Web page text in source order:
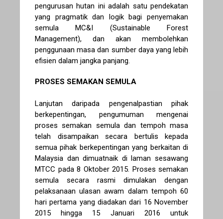
pengurusan hutan ini adalah satu pendekatan
yang pragmatik dan logik bagi penyemakan
semula MC&I (Sustainable Forest
Management), dan akan membolehkan
penggunaan masa dan sumber daya yang lebih
efisien dalam jangka panjang.
PROSES SEMAKAN SEMULA
Lanjutan daripada pengenalpastian pihak
berkepentingan, pengumuman mengenai
proses semakan semula dan tempoh masa
telah disampaikan secara bertulis kepada
semua pihak berkepentingan yang berkaitan di
Malaysia dan dimuatnaik di laman sesawang
MTCC pada 8 Oktober 2015. Proses semakan
semula secara rasmi dimulakan dengan
pelaksanaan ulasan awam dalam tempoh 60
hari pertama yang diadakan dari 16 November
2015 hingga 15 Januari 2016 untuk